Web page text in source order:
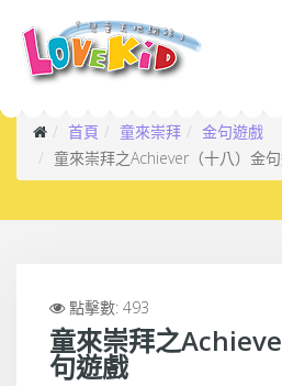
首頁 童來崇拜
金句遊戲
童來崇拜之Achiever（十八）金
點擊數: 493
童來崇拜之
句遊戲